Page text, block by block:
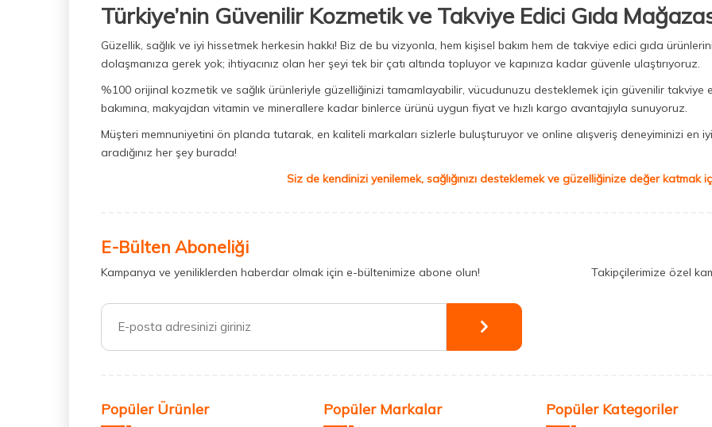
Türkiye’nin Güvenilir Kozmetik ve Takviye Edici Gıda
Güzellik, sağlık ve iyi hissetmek herkesin hakkı! Biz de bu vizyonla, hem kişisel bakım hem de takviye edici gıda
dolaşmanıza gerek yok; ihtiyacınız olan her şeyi tek bir çatı altında topluyor ve kapınıza kadar güvenle ulaştırıyoruz.
%100 orijinal kozmetik ve sağlık ürünleriyle güzelliğinizi tamamlayabilir, vücudunuzu desteklemek için güvenilir takviye
bakımına, makyajdan vitamin ve minerallere kadar binlerce ürünü uygun fiyat ve hızlı kargo avantajıyla sunuyoruz.
Müşteri memnuniyetini ön planda tutarak, en kaliteli markaları sizlerle buluşturuyor ve online alışveriş deneyiminizi en
aradığınız her şey burada!
Siz de kendinizi yenilemek, sağlığınızı desteklemek ve güzelliğinize değer katmak
E-Bülten Aboneliği
Kampanya ve yeniliklerden haberdar olmak için e-bültenimize abone olun! Takipçilerimize özel
Popüler Ürünler Popüler Markalar Popüler Kategoriler